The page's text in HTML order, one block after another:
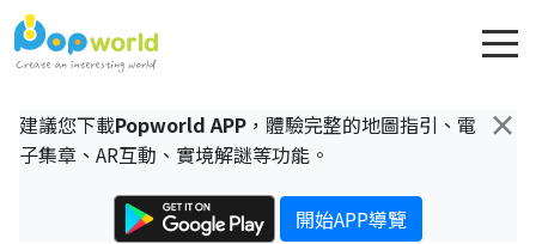
×
建議您下載Popworld APP ，體驗完整的地圖指引、電
子集章、AR互動、實境解謎等功能。
開始APP導覽